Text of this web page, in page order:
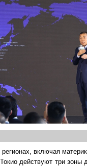
регионах, включая
действуют три